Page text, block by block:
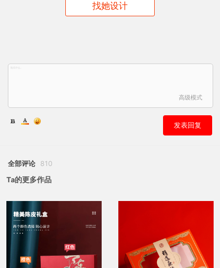
找她设计
高级模式
发表回复
全部评论 810
Ta的更多作品